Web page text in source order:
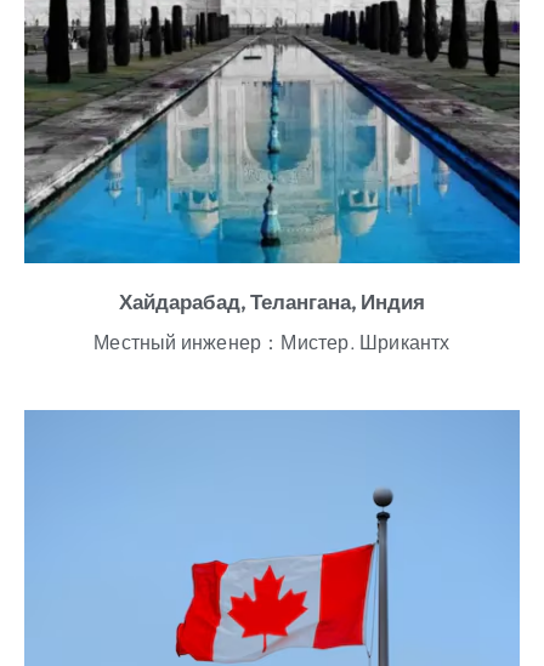
Хайдарабад, Телангана, Индия
Местный инженер：Мистер. Шрикантх